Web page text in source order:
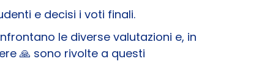
e decisi i voti finali.
le diverse valutazioni e, in
🙏 sono rivolte a questi